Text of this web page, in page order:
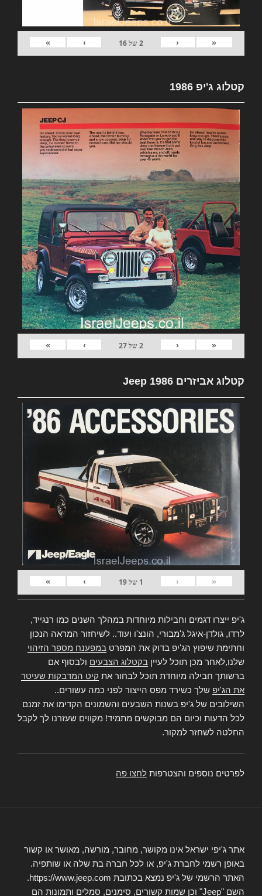
«
‹
2של16
›
»
קטלוג ג'יפ 1986
«
‹
2של27
›
»
קטלוג אביזרים Jeep 1986
«
‹
1 של19
›
»
ג'יפ ייצרו דגמים וחבילות מיוחדות במהלך השנים כמו רנגייד,
לרדו, גולדן-איגל ג'מבורי, הונצ'ו ועוד.. לשיחזור המראה הנכון
וחתימת שיפוץ הג'יפ בדוק את המפרט במפענח מספר הזיהוי
שלנו,לאחר מכן תוכל לעיין בקטלוג הצבעים ולבסוף אם
ברשותך חבילה מיוחדת תוכל לבחור את קיט המדבקות שעיטר
את הג'יפ שלך כשירד מפס הייצור לפני כמה עשורים..
השילובים של ג'יפ בשנות השבעים והשמונים הקדימו את זמנם
לכל הדעות וכיום הם מבוקשים מתמיד! מקווים שעזרנו לך לקבל
החלטה לשחזר למקור.
לפרטים נוספים והצטרפות לחצו פה
אתר ג'יפי ישראל אינו מקושר, מחובר, מורשה, מאושר או קשור
באופן רשמי לחברת ג'יפ, או לכל חברה בת שלה או שותפיה.
האתר הרשמי של ג'יפ נמצא בכתובת https://www.jeep.com.
השם "Jeep" וכן שמות קשורים, סימנים, סמלים ותמונות הם